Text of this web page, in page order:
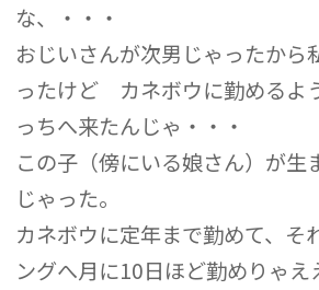
な、・・・
おじいさんが次男じゃったから
ったけど カネボウに勤めるよ
っちへ来たんじゃ・・・
この子（傍にいる娘さん）が生
じゃった。
カネボウに定年まで勤めて、そ
ングへ月に10日ほど勤めりゃ